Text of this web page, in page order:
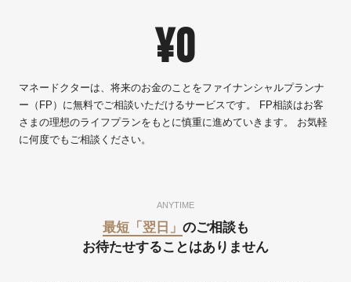
マネードクターは、将来のお金のことをファイナンシャルプランナ
ー（FP）に無料でご相談いただけるサービスです。 FP相談はお客
さまの理想のライフプランをもとに慎重に進めていきます。 お気軽
に何度でもご相談ください。
¥0
ANYTIME
最短「翌日」 のご相談も
お待たせすることはありません